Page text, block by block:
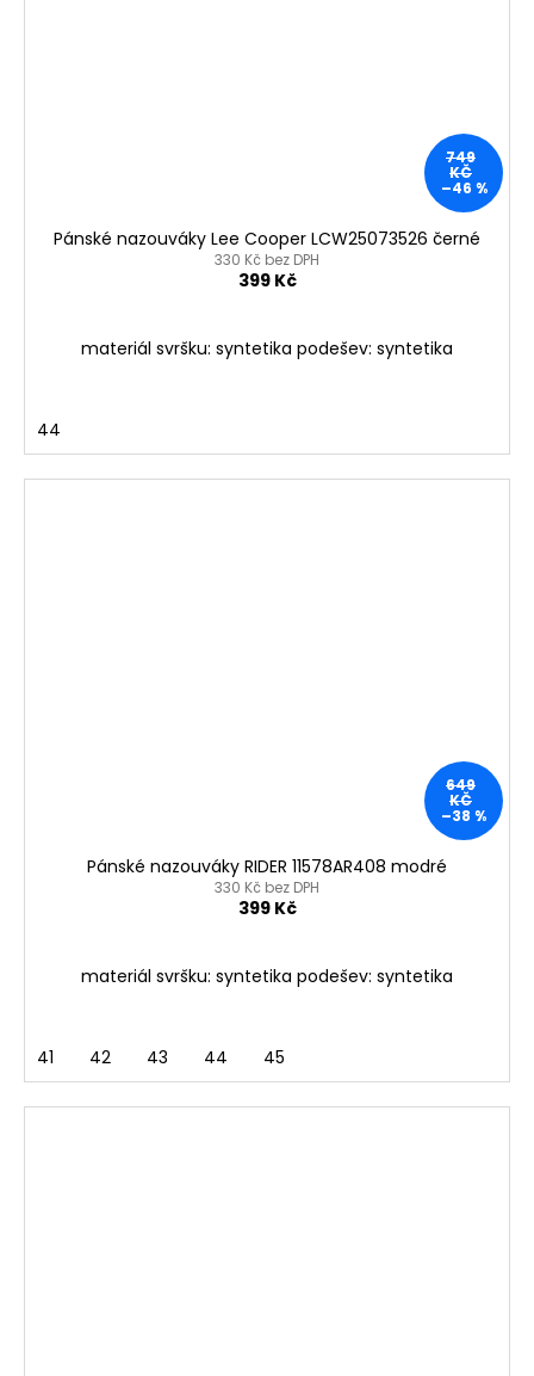
749
KČ
–46 %
Pánské nazouváky Lee Cooper LCW25073526 černé
330 Kč bez DPH
399 Kč
materiál svršku: syntetika podešev: syntetika
44
649
KČ
–38 %
Pánské nazouváky RIDER 11578AR408 modré
330 Kč bez DPH
399 Kč
materiál svršku: syntetika podešev: syntetika
41 42 43 44 45